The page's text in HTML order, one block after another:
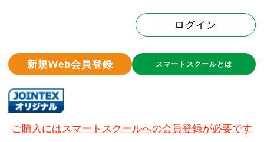
ログイン
新規Web会員登録 スマートスクールとは
ご購入にはスマートスクールへの会員登録が必要です